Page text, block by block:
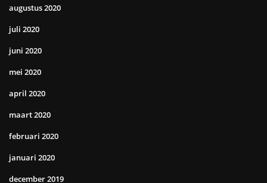
augustus 2020
juli 2020
juni 2020
mei 2020
april 2020
maart 2020
februari 2020
januari 2020
december 2019